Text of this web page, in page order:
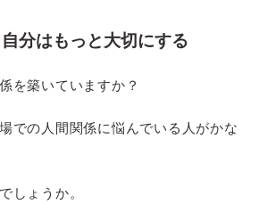
分はもっと大切にする
を築いていますか？
での人間関係に悩んでいる人がかな
しょうか。